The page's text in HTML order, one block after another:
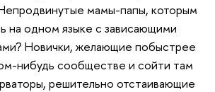
мамы-папы, которым
на одном языке с зависающими
Новички, желающие побыстрее
нибудь сообществе и сойти там
решительно отстаивающие